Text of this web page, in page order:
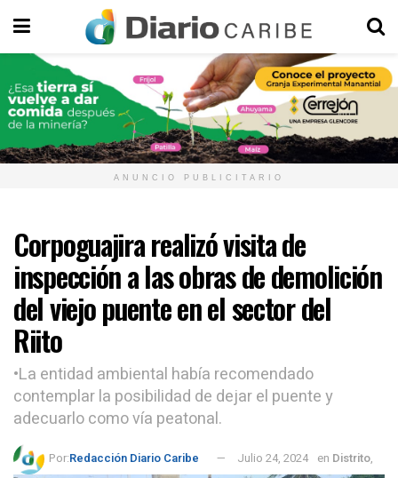
ANUNCIO PUBLICITARIO
Corpoguajira realizó visita de
inspección a las obras de demolición
del viejo puente en el sector del
Riito
•La entidad ambiental había recomendado
contemplar la posibilidad de dejar el puente y
adecuarlo como vía peatonal.
Por:Redacción Diario Caribe Julio 24, 2024 en Distrito,